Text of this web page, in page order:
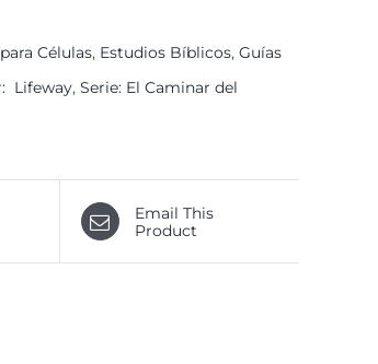
Células, Estudios Bíblicos, Guías
Lifeway, Serie: El Caminar del
Email This
Product